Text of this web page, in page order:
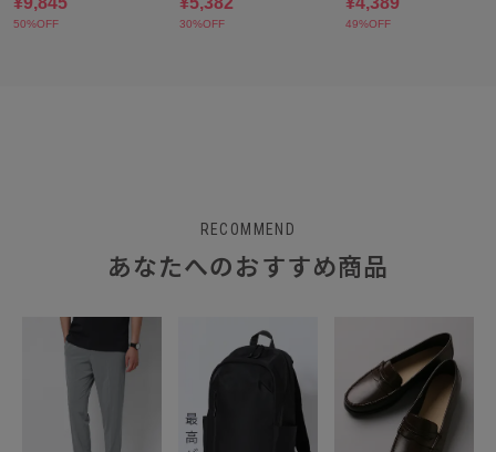
RECOMMEND
あなたへのおすすめ商品